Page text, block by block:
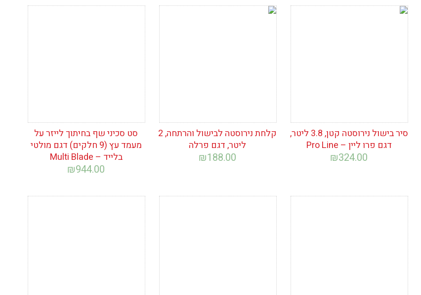
סיר בישול נירוסטה קטן, 3.8 ליטר,
דגם פרו ליין – Pro Line
₪324.00
קלחת נירוסטה לבישול והרתחה, 2
ליטר, דגם פרלה
₪188.00
סט סכיני שף בחיתוך לייזר על
מעמד עץ (9 חלקים) דגם מולטי
בלייד – Multi Blade
₪944.00